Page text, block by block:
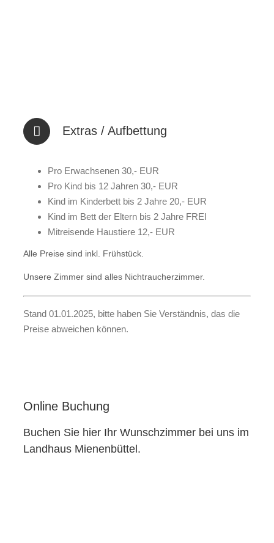
Extras / Aufbettung
Pro Erwachsenen 30,- EUR
Pro Kind bis 12 Jahren 30,- EUR
Kind im Kinderbett bis 2 Jahre 20,- EUR
Kind im Bett der Eltern bis 2 Jahre FREI
Mitreisende Haustiere 12,- EUR
Alle Preise sind inkl. Frühstück.
Unsere Zimmer sind alles Nichtraucherzimmer.
Stand 01.01.2025, bitte haben Sie Verständnis, das die
Preise abweichen können.
Online Buchung
Buchen Sie hier Ihr Wunschzimmer bei uns im
Landhaus Mienenbüttel.